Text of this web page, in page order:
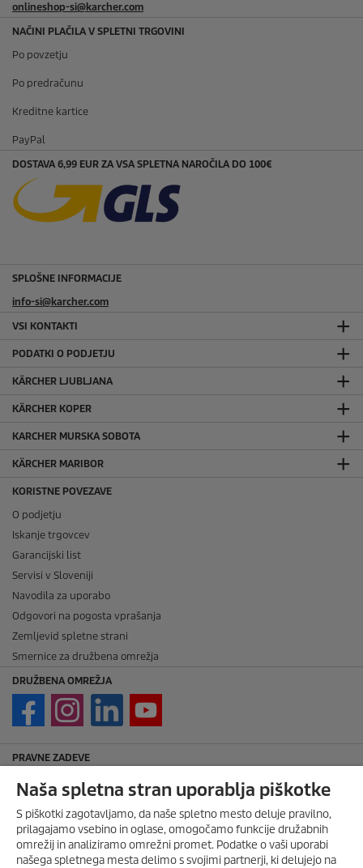
onlineshop-si@karcher.com
NAČINI PLAČILA V SPLETNI TRGOVINI
Po povzetju
Po predračunu
Kreditne kartice
PayPal
DOSTAVA 6,99 EUR ZA VSA SPLETNA NAROČILA DO 100€
SPLOŠNE INFORMACIJE
info-si@karcher.com
VSI KONTAKTI
PODATKI O PODJETJU
KÄRCHER LJUBLJANA
KÄRCHER KOPER
KARCHER MURSKA SOBOTA
KÄRCHER MARIBOR
KORISTNE POVEZAVE
O podjetju
Iskanje trgovcev
Garancijski list
Servisi v Sloveniji
Navodila za uporabo
Odgovori na pogosta vprašanja
Zemljevid spletne strani
Smernice za družbena omrežja
DRUŽBENA OMREŽJA
PRAVNE ZADEVE
Imprint
Avtorske pravice
Zavrnitev odgovornosti
Pravila nagradne igre
Politika zasebnosti
Naša spletna stran uporablja piškotke
S piškotki zagotavljamo, da naše spletno mesto deluje pravilno,
prilagajamo vsebino in oglase, omogočamo funkcije družabnih
omrežij in analiziramo omrežni promet. Podatke o vaši uporabi
našega spletnega mesta delimo s svojimi partnerji, ki delujejo na